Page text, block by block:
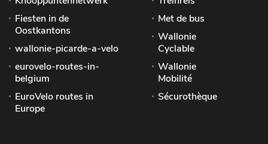
Fiesten in de
Oostkantons
wallonie-picarde-a-velo
eurovelo-routes-in-
belgium
EuroVelo routes in
Europe
Met de bus
Wallonie
Cyclable
Wallonie
Mobilité
Sécurothèque